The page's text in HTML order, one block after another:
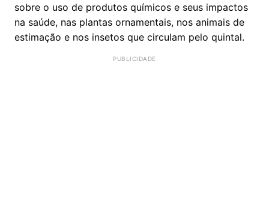
sobre o uso de produtos químicos e seus impactos
na saúde, nas plantas ornamentais, nos animais de
estimação e nos insetos que circulam pelo quintal.